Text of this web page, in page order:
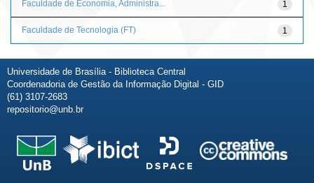
1
Faculdade de Economia, Administra...
1
Faculdade de Tecnologia (FT)
Universidade de Brasília - Biblioteca Central
Coordenadoria de Gestão da Informação Digital - GID
(61) 3107-2683
repositorio@unb.br